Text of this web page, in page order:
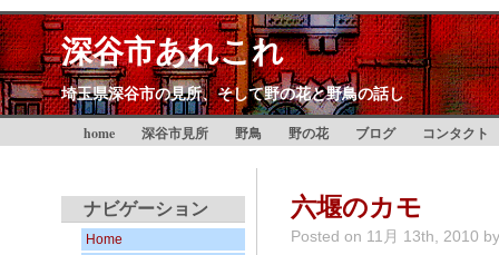
深谷市あれこれ
埼玉県深谷市の見所、そして野の花と野鳥の話し
home 深谷市見所 野鳥 野の花 ブログ コンタクト
ナビゲーション
Home
六堰のカモ
Posted on 11月 13th, 2010